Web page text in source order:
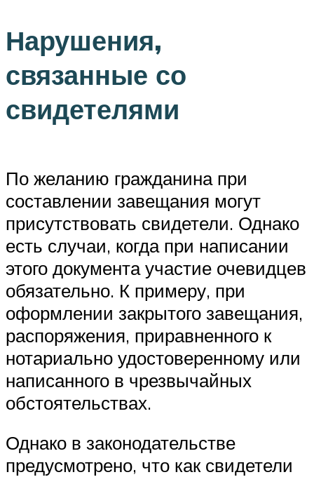
Нарушения,
связанные со
свидетелями
По желанию гражданина при
составлении завещания могут
присутствовать свидетели. Однако
есть случаи, когда при написании
этого документа участие очевидцев
обязательно. К примеру, при
оформлении закрытого завещания,
распоряжения, приравненного к
нотариально удостоверенному или
написанного в чрезвычайных
обстоятельствах.
Однако в законодательстве
предусмотрено, что как свидетели